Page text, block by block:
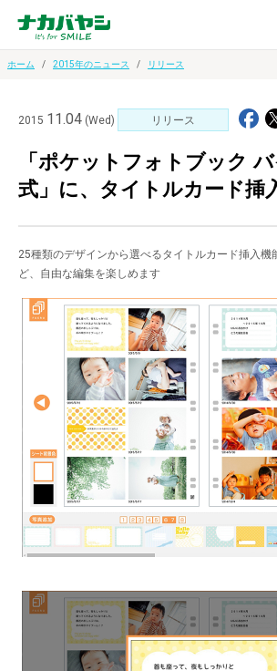
ホーム 2015年のニュース リリース
2015 11.04 (Wed) リリース
「ポケットフォトブック
式」に、タイトルカード挿
25種類のデザインから選べるタイトルカード挿入機
ど、自由な編集を楽しめます